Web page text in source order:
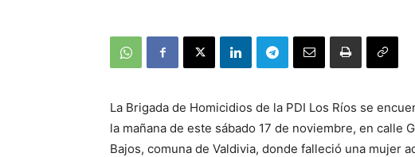
La Brigada de Homicidios de la PDI Los Ríos se
la mañana de este sábado 17 de noviembre, en calle
Bajos, comuna de Valdivia, donde falleció una mujer